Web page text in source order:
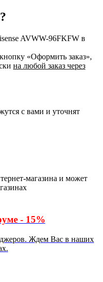
AVWW-96FKFW в
«Оформить заказ»,
на любой заказ через
с вами и уточнят
магазина и может
- 15%
Ждем Вас в наших